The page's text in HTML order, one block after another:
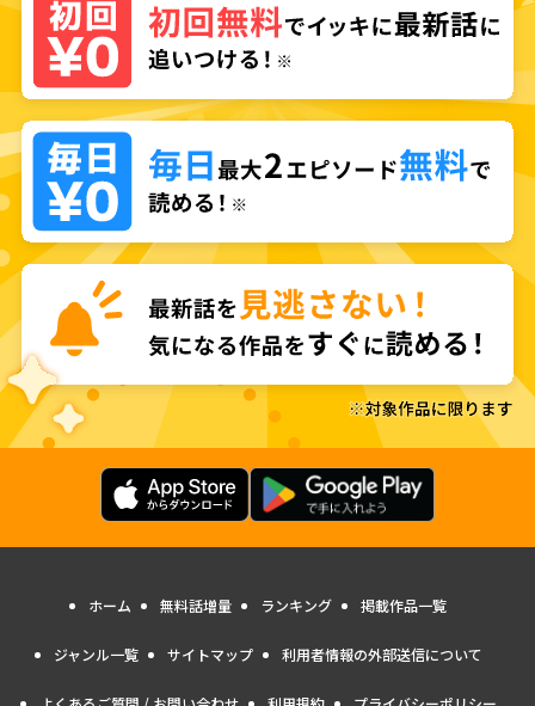
ホーム 無料話増量 ランキング 掲載作品一覧
ジャンル一覧 サイトマップ 利用者情報の外部送信について